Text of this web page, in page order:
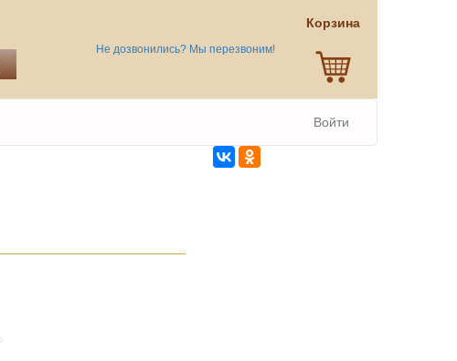
Не дозвонились? Мы перезвоним!
Корзина
Войти